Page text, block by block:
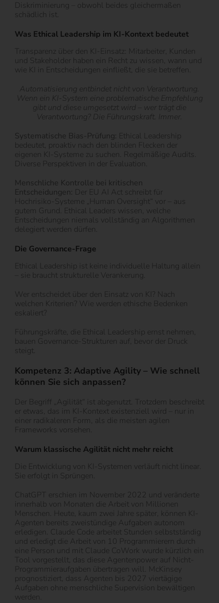
Diskriminierung – obwohl beides gleichermaßen
schädlich ist.
Was Ethical Leadership im KI-Kontext bedeutet
Transparenz über den KI-Einsatz: Mitarbeiter, Kunden
und Stakeholder haben ein Recht zu wissen, wann und
wie KI in Entscheidungen einfließt, die sie betreffen.
Automatisierung entbindet nicht von Verantwortung.
Wenn ein KI-System eine problematische Empfehlung
gibt und diese umgesetzt wird – wer trägt die
Verantwortung? Die Führungskraft. Immer.
Systematische Bias-Prüfung: Ethical Leadership
bedeutet, proaktiv nach den blinden Flecken der
eigenen KI-Systeme zu suchen. Regelmäßige Audits.
Diverse Perspektiven in der Evaluation.
Menschliche Kontrolle bei kritischen
Entscheidungen: Der EU AI Act schreibt für
Hochrisiko-Systeme „Human Oversight“ vor – aus
gutem Grund. Ethical Leaders wissen, welche
Entscheidungen niemals vollständig an Algorithmen
delegiert werden dürfen.
Die Governance-Frage
Ethical Leadership ist keine individuelle Haltung allein
– sie braucht strukturelle Verankerung.
Wer entscheidet über den Einsatz von KI? Nach
welchen Kriterien? Wie werden ethische Bedenken
eskaliert?
Führungskräfte, die Ethical Leadership ernst nehmen,
bauen Governance-Strukturen auf, bevor der Druck
steigt.
Kompetenz 3: Adaptive Agility – Wie schnell
können Sie sich anpassen?
Der Begriff „Agilität“ ist abgenutzt. Trotzdem beschreibt
er etwas, das im KI-Kontext existenziell wird – nur in
einer radikaleren Form, als die meisten agilen
Frameworks vorsehen.
Warum klassische Agilität nicht mehr reicht
Die Entwicklung von KI-Systemen verläuft nicht linear.
Sie erfolgt in Sprüngen.
ChatGPT erschien im November 2022 und veränderte
innerhalb von Monaten die Arbeit von Millionen
Menschen. Heute, kaum zwei Jahre später, können KI-
Agenten bereits zweistündige Aufgaben autonom
erledigen. Claude Code arbeitet Stunden selbstständig
und erledigt die Arbeit von 10 Programmierern durch
eine Person und mit Claude CoWork wurde kürzlich ein
Tool vorgestellt, das diese Agentenpower auf Nicht-
Programmieraufgaben übertragen will. McKinsey
prognostiziert, dass Agenten bis 2027 viertägige
Aufgaben ohne menschliche Supervision bewältigen
werden.